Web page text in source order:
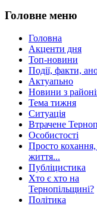
Головне меню
Головна
Акценти дня
Топ-новини
Події, факти,
Актуапьно
Новини з
Тема тижня
Ситуація
Втрачене
Особистості
Просто
життя...
Публіцистика
Хто є хто на
Тернопільщині?
Політика